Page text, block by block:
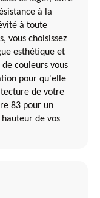
à la
à toute
vous choisissez
esthétique et
couleurs vous
pour qu'elle
de votre
83 pour un
de vos